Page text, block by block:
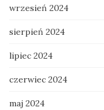
wrzesień 2024
sierpień 2024
lipiec 2024
czerwiec 2024
maj 2024